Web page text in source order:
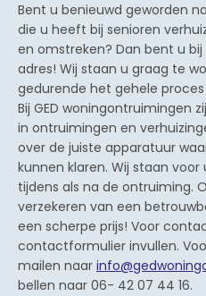
Bent u benieuwd geworden
die u heeft bij senioren
en omstreken? Dan bent u
adres! Wij staan u graag te
gedurende het gehele
Bij GED woningontruimingen
in ontruimingen en
over de juiste apparatuur
kunnen klaren. Wij staan voor
tijdens als na de ontruiming.
verzekeren van een
een scherpe prijs! Voor
contactformulier invullen.
mailen naar
bellen naar 06- 42 07 44 16.